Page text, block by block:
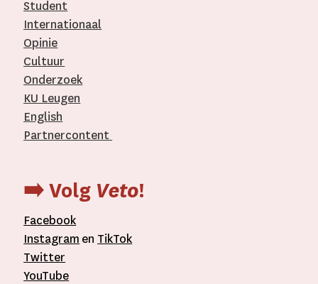
Student
Internationaal­
Opinie
Cultuur
Onderzoek
KU Leugen
English
Partnercontent
➡️ Volg Veto!
Facebook
Instagram en TikTok
Twitter
YouTube